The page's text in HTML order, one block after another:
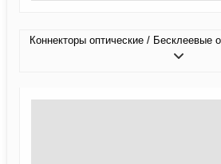
Коннекторы оптические / Бесклеевые